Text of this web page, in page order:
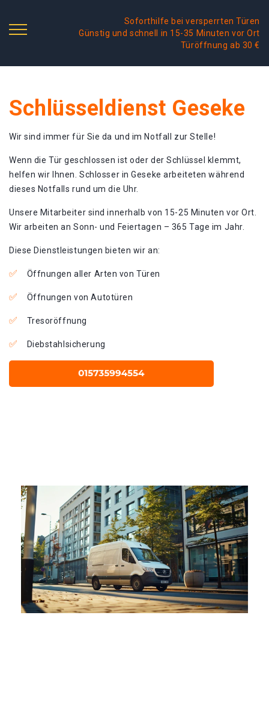
Soforthilfe bei versperrten Türen
Günstig und schnell in 15-35 Minuten vor Ort
Türöffnung ab 30 €
Schlüsseldienst Geseke
Wir sind immer für Sie da und im Notfall zur Stelle!
Wenn die Tür geschlossen ist oder der Schlüssel klemmt,
helfen wir Ihnen. Schlosser in Geseke arbeiteten während
dieses Notfalls rund um die Uhr.
Unsere Mitarbeiter sind innerhalb von 15-25 Minuten vor Ort.
Wir arbeiten an Sonn- und Feiertagen – 365 Tage im Jahr.
Diese Dienstleistungen bieten wir an:
Öffnungen aller Arten von Türen
Öffnungen von Autotüren
Tresoröffnung
Diebstahlsicherung